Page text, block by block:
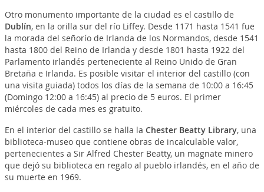
Otro monumento importante de la ciudad es el castillo de
Dublín, en la orilla sur del río Liffey. Desde 1171 hasta 1541 fue
la morada del señorío de Irlanda de los Normandos, desde 1541
hasta 1800 del Reino de Irlanda y desde 1801 hasta 1922 del
Parlamento irlandés perteneciente al Reino Unido de Gran
Bretaña e Irlanda. Es posible visitar el interior del castillo (con
una visita guiada) todos los días de la semana de 10:00 a 16:45
(Domingo 12:00 a 16:45) al precio de 5 euros. El primer
miércoles de cada mes es gratuito.
En el interior del castillo se halla la Chester Beatty Library, una
biblioteca-museo que contiene obras de incalculable valor,
pertenecientes a Sir Alfred Chester Beatty, un magnate minero
que dejó su biblioteca en regalo al pueblo irlandés, en el año de
su muerte en 1969.